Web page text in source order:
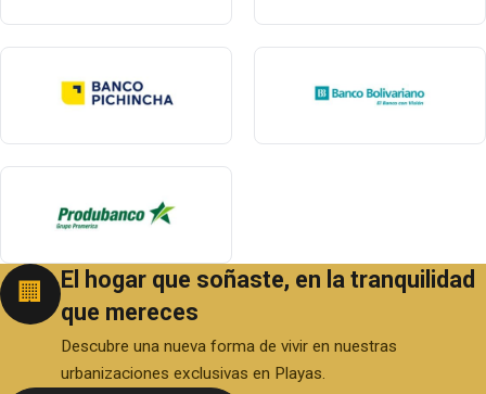
🏢
El hogar que soñaste, en la tranquilidad
que mereces
Descubre una nueva forma de vivir en nuestras
urbanizaciones exclusivas en Playas.